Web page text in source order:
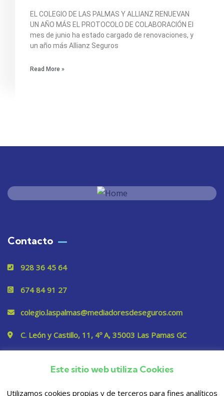
EL COLEGIO DE LAS PALMAS Y ALLIANZ RENUEVAN
UN AÑO MÁS EL PROTOCOLO DE COLABORACIÓN El
mes de junio ha estado cargado de renovaciones, y
un año más Allianz Seguros
Read More »
Contacto
928 36 45 64
674 84 91 27
colegio.laspalmas@mediadoresdeseguros.com
C. León y Castillo, 11, 4º A, 35003 Las Pamas GC
PrivacidadEste sitio web utiliza Cookies
Utilizamos cookies propias y de terceros para fines analíticos